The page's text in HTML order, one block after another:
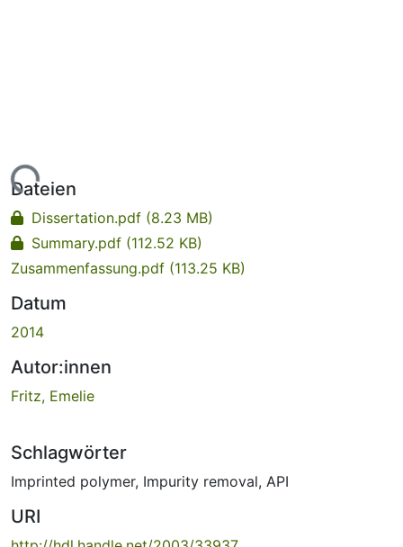
Lade...
Dateien
Dissertation.pdf (8.23 MB)
Summary.pdf (112.52 KB)
Zusammenfassung.pdf (113.25 KB)
Datum
2014
Autor:innen
Fritz, Emelie
Schlagwörter
Imprinted polymer, Impurity removal, API
URI